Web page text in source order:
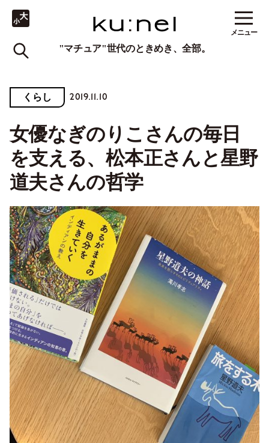
"マチュア"世代のときめき、全部。
メニュー
くらし 2019.11.10
女優なぎのりこさんの毎日
を支える、松本正さんと星野
道夫さんの哲学